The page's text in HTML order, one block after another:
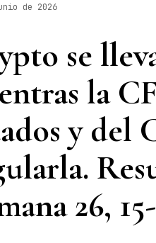
de 2026
se
la
y del
26,